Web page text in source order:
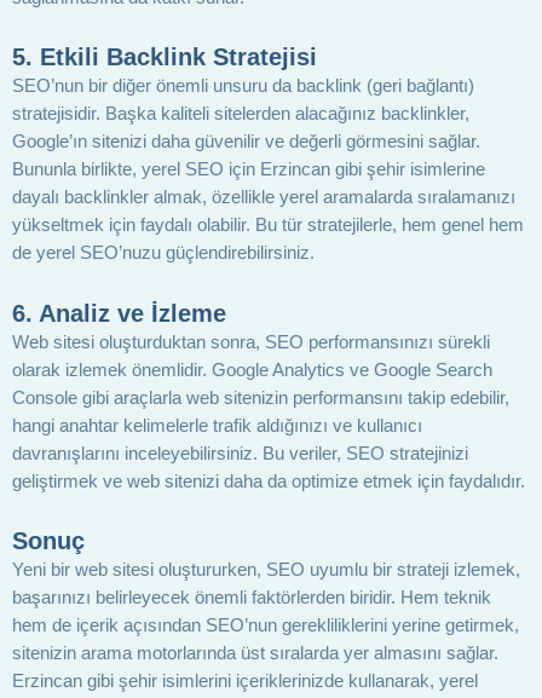
5. Etkili Backlink Stratejisi
SEO’nun bir diğer önemli unsuru da backlink (geri bağlantı)
stratejisidir. Başka kaliteli sitelerden alacağınız backlinkler,
Google’ın sitenizi daha güvenilir ve değerli görmesini sağlar.
Bununla birlikte, yerel SEO için Erzincan gibi şehir isimlerine
dayalı backlinkler almak, özellikle yerel aramalarda sıralamanızı
yükseltmek için faydalı olabilir. Bu tür stratejilerle, hem genel hem
de yerel SEO’nuzu güçlendirebilirsiniz.
6. Analiz ve İzleme
Web sitesi oluşturduktan sonra, SEO performansınızı sürekli
olarak izlemek önemlidir. Google Analytics ve Google Search
Console gibi araçlarla web sitenizin performansını takip edebilir,
hangi anahtar kelimelerle trafik aldığınızı ve kullanıcı
davranışlarını inceleyebilirsiniz. Bu veriler, SEO stratejinizi
geliştirmek ve web sitenizi daha da optimize etmek için faydalıdır.
Sonuç
Yeni bir web sitesi oluştururken, SEO uyumlu bir strateji izlemek,
başarınızı belirleyecek önemli faktörlerden biridir. Hem teknik
hem de içerik açısından SEO’nun gerekliliklerini yerine getirmek,
sitenizin arama motorlarında üst sıralarda yer almasını sağlar.
Erzincan gibi şehir isimlerini içeriklerinizde kullanarak, yerel